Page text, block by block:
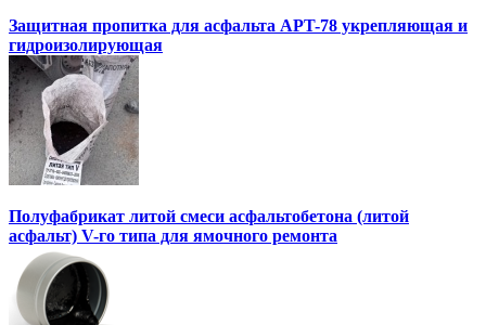
Защитная пропитка для асфальта APT-78 укрепляющая и
гидроизолирующая
Полуфабрикат литой смеси асфальтобетона (литой
асфальт) V-го типа для ямочного ремонта